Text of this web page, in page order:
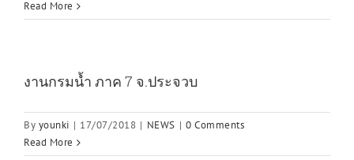
Read More
งานกรมน้ำ ภาค 7 จ.ประจวบ
By younki | 17/07/2018 | NEWS | 0 Comments
Read More